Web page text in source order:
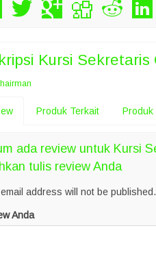
Kursi Sekretaris
Produk Terkait Produk
ada review untuk Kursi
tulis review Anda
address will not be published.
Anda